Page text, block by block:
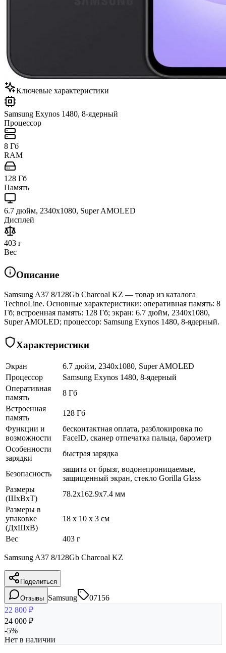
Ключевые характеристики
Samsung Exynos 1480, 8-ядерный
Процессор
8 Гб
RAM
128 Гб
Память
6.7 дюйм, 2340x1080, Super AMOLED
Дисплей
403 г
Вес
Описание
Samsung A37 8/128Gb Charcoal KZ — товар из каталога
TechnoLine. Основные характеристики: оперативная память: 8
Гб; встроенная память: 128 Гб; экран: 6.7 дюйм, 2340x1080,
Super AMOLED; процессор: Samsung Exynos 1480, 8-ядерный.
Характеристики
Экран
6.7 дюйм, 2340x1080, Super AMOLED
Процессор
Samsung Exynos 1480, 8-ядерный
Оперативная
память
8 Гб
Встроенная
память
128 Гб
Функции и
возможности
бесконтактная оплата, разблокировка по
FaceID, сканер отпечатка пальца, барометр
Особенности
зарядки
быстрая зарядка
Безопасность
защита от брызг, водонепроницаемые,
защищенный экран, cтекло Gorilla Glass
Размеры
(ШхВхТ)
78.2x162.9x7.4 мм
Размеры в
упаковке
(ДхШхВ)
18 x 10 x 3 см
Вес 403 г
Samsung A37 8/128Gb Charcoal KZ
Поделиться
Отзывы Samsung
07156
22 800 ₽
24 000 ₽
-5%
Нет в наличии